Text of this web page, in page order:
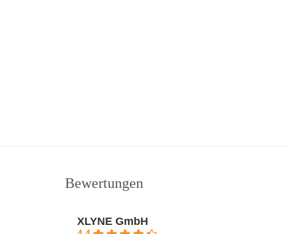
Bewertungen
XLYNE GmbH